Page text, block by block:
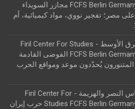
FCFS Berlin Germany Dr. Jameel M. Shaheen مجازر السويداء
على مصر؛ تفجير نووي، مواد كيميائية، أم
الفوضى القادمة على الشرق الأوسط - Firil Center For Studies
FCFS Berlin Germany Dr. Jameel M. Shaheen الفوضى القادمة
المتنورون يُحدّدون موعد ومواقع الحرب
حرب إيران إسرائيل، بمقياس النصر والهزيمة - Firil Center For
Studies FCFS Berlin Germany Dr. Jameel M. Shaheen حرب إيران